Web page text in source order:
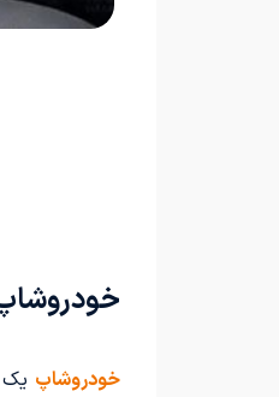
خودروشاپ یک